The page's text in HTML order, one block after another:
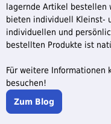
lagernde Artikel bestellen
bieten individuell Kleinst-
individuellen und
bestellten Produkte ist
Für weitere Informationen
besuchen!
Zum Blog